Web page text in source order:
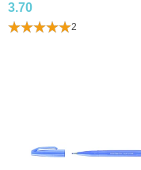
3.70
2